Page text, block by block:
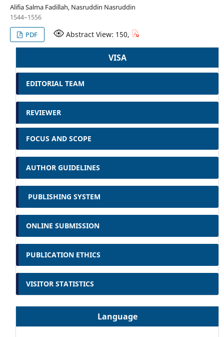
Alifia Salma Fadillah, Nasruddin Nasruddin
1544–1556
PDF
Abstract View: 150,
VISA
EDITORIAL TEAM
REVIEWER
FOCUS AND SCOPE
AUTHOR GUIDELINES
PUBLISHING SYSTEM
ONLINE SUBMISSION
PUBLICATION ETHICS
VISITOR STATISTICS
Language